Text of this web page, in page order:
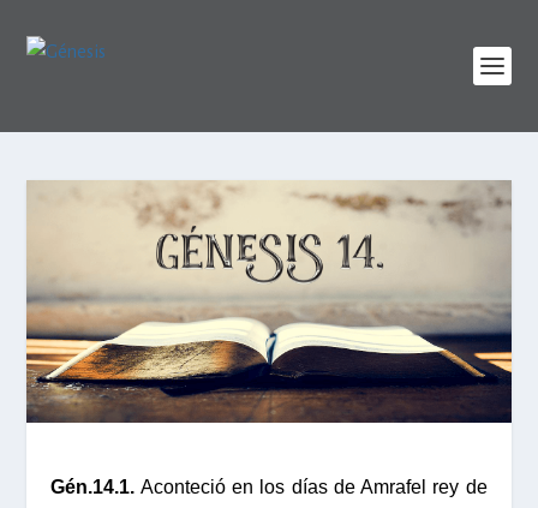
Gén.14.1. Aconteció en los días de Amrafel rey de